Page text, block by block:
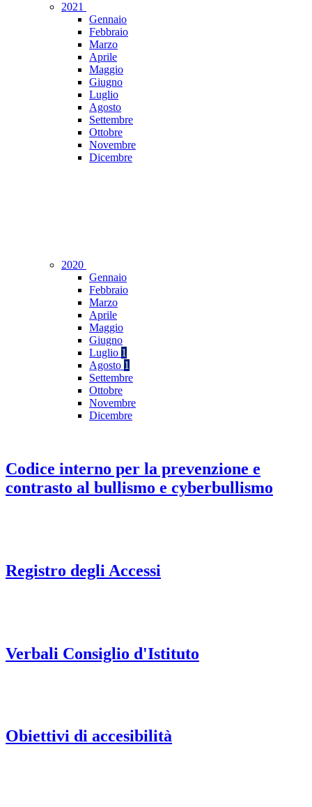
2021
Gennaio
Febbraio
Marzo
Aprile
Maggio
Giugno
Luglio
Agosto
Settembre
Ottobre
Novembre
Dicembre
2020
Gennaio
Febbraio
Marzo
Aprile
Maggio
Giugno
Luglio 1
Agosto 1
Settembre
Ottobre
Novembre
Dicembre
Codice interno per la prevenzione e
contrasto al bullismo e cyberbullismo
Registro degli Accessi
Verbali Consiglio d'Istituto
Obiettivi di accesibilità